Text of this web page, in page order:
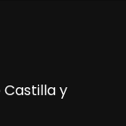
Castilla y